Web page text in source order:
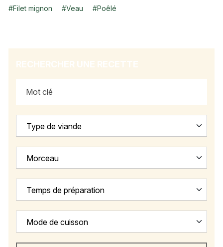
#Filet mignon #Veau #Poêlé
Type de viande
Morceau
Temps de préparation
Mode de cuisson